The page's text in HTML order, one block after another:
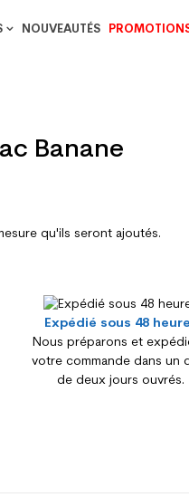
NOUVEAUTÉS
Banane
qu'ils seront ajoutés.
Expédié sous 48
Nous préparons et
votre commande dans un
de deux jours ouvrés.